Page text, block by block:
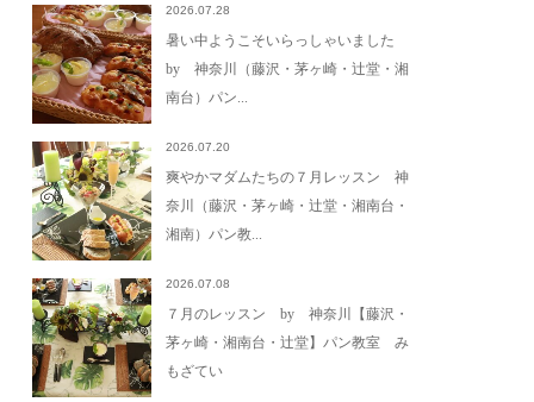
2026.07.28
暑い中ようこそいらっしゃいました
by 神奈川（藤沢・茅ヶ崎・辻堂・湘
南台）パン...
2026.07.20
爽やかマダムたちの７月レッスン 神
奈川（藤沢・茅ヶ崎・辻堂・湘南台・
湘南）パン教...
2026.07.08
７月のレッスン by 神奈川【藤沢・
茅ヶ崎・湘南台・辻堂】パン教室 み
もざてい